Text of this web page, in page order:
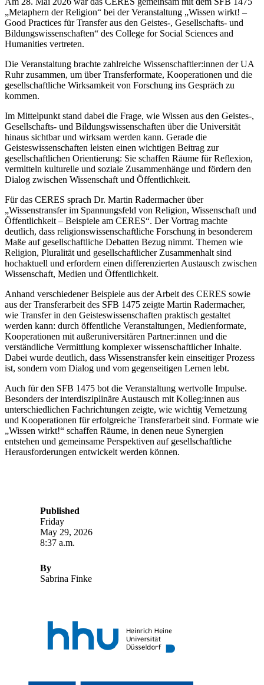
„Metaphern der Religion“ bei der Veranstaltung „Wissen wirkt! –
Good Practices für Transfer aus den Geistes-, Gesellschafts- und
Bildungswissenschaften“ des College for Social Sciences and
Humanities vertreten.
Die Veranstaltung brachte zahlreiche Wissenschaftler:innen der UA
Ruhr zusammen, um über Transferformate, Kooperationen und die
gesellschaftliche Wirksamkeit von Forschung ins Gespräch zu
kommen.
Im Mittelpunkt stand dabei die Frage, wie Wissen aus den Geistes-,
Gesellschafts- und Bildungswissenschaften über die Universität
hinaus sichtbar und wirksam werden kann. Gerade die
Geisteswissenschaften leisten einen wichtigen Beitrag zur
gesellschaftlichen Orientierung: Sie schaffen Räume für Reflexion,
vermitteln kulturelle und soziale Zusammenhänge und fördern den
Dialog zwischen Wissenschaft und Öffentlichkeit.
Für das CERES sprach Dr. Martin Radermacher über
„Wissenstransfer im Spannungsfeld von Religion, Wissenschaft und
Öffentlichkeit – Beispiele am CERES“. Der Vortrag machte
deutlich, dass religionswissenschaftliche Forschung in besonderem
Maße auf gesellschaftliche Debatten Bezug nimmt. Themen wie
Religion, Pluralität und gesellschaftlicher Zusammenhalt sind
hochaktuell und erfordern einen differenzierten Austausch zwischen
Wissenschaft, Medien und Öffentlichkeit.
Anhand verschiedener Beispiele aus der Arbeit des CERES sowie
aus der Transferarbeit des SFB 1475 zeigte Martin Radermacher,
wie Transfer in den Geisteswissenschaften praktisch gestaltet
werden kann: durch öffentliche Veranstaltungen, Medienformate,
Kooperationen mit außeruniversitären Partner:innen und die
verständliche Vermittlung komplexer wissenschaftlicher Inhalte.
Dabei wurde deutlich, dass Wissenstransfer kein einseitiger Prozess
ist, sondern vom Dialog und vom gegenseitigen Lernen lebt.
Auch für den SFB 1475 bot die Veranstaltung wertvolle Impulse.
Besonders der interdisziplinäre Austausch mit Kolleg:innen aus
unterschiedlichen Fachrichtungen zeigte, wie wichtig Vernetzung
und Kooperationen für erfolgreiche Transferarbeit sind. Formate wie
„Wissen wirkt!“ schaffen Räume, in denen neue Synergien
entstehen und gemeinsame Perspektiven auf gesellschaftliche
Herausforderungen entwickelt werden können.
Published
Friday
May 29, 2026
8:37 a.m.
By
Sabrina Finke